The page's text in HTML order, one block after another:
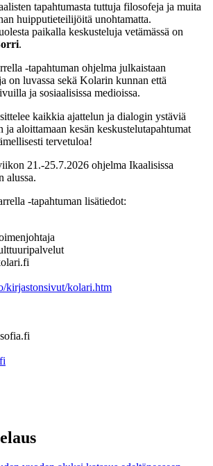
tapahtumasta tuttuja filosofeja ja muita
huipputieteilijöitä unohtamatta.
paikalla keskusteluja vetämässä on
.
-tapahtuman ohjelma julkaistaan
on luvassa sekä Kolarin kunnan että
ja sosiaalisissa medioissa.
kaikkia ajattelun ja dialogin ystäviä
ja aloittamaan kesän keskustelutapahtumat
tervetuloa!
21.-25.7.2026 ohjelma Ikaalisissa
alussa.
-tapahtuman lisätiedot:
kirjastonsivut/kolari.htm